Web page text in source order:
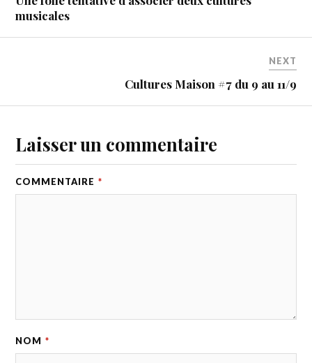
musicales
NEXT
Cultures Maison #7 du 9 au 11/9
Laisser un commentaire
COMMENTAIRE *
NOM *